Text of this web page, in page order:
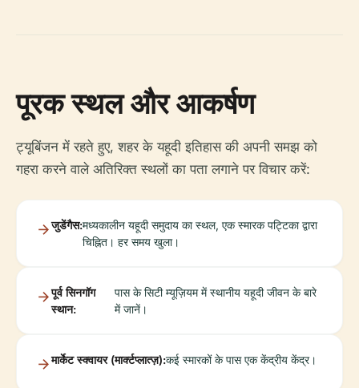
पूरक स्थल और आकर्षण
ट्यूबिंजन में रहते हुए, शहर के यहूदी इतिहास की अपनी समझ को
गहरा करने वाले अतिरिक्त स्थलों का पता लगाने पर विचार करें:
जुडेंगैस:मध्यकालीन यहूदी समुदाय का स्थल, एक स्मारक पट्टिका द्वारा
चिह्नित। हर समय खुला।
पूर्व सिनगॉग
स्थान:
पास के सिटी म्यूज़ियम में स्थानीय यहूदी जीवन के बारे
में जानें।
मार्केट स्क्वायर (मार्क्टप्लात्ज़):कई स्मारकों के पास एक केंद्रीय केंद्र।